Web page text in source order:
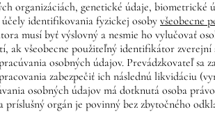
organizáciách, genetické údaje,
účely identifikovania fyzickej osoby všeobecne
musí byť výslovný a nesmie ho vylučovať
ak všeobecne použiteľný identifikátor zverejní
osobných údajov. Prevádzkovateľ
zabezpečiť ich následnú likvidáciu
osobných údajov má dotknutá osoba
príslušný orgán je povinný bez zbytočného